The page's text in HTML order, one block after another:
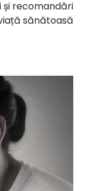
și recomandări
sănătoasă